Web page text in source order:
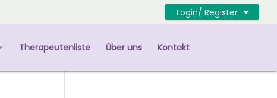
Login/ Register
Therapeutenliste Über uns Kontakt